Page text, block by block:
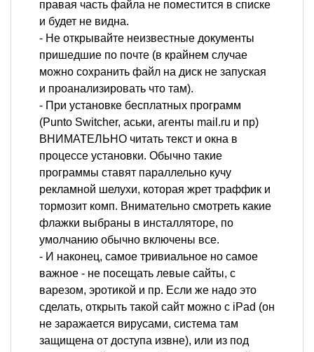
правая часть файла не поместится в списке
и будет не видна.
- Не открывайте неизвестные документы
пришедшие по почте (в крайнем случае
можно сохранить файл на диск не запуская
и проанализировать что там).
- При установке бесплатных программ
(Punto Switcher, аськи, агенты mail.ru и пр)
ВНИМАТЕЛЬНО читать текст и окна в
процессе установки. Обычно такие
программы ставят параллельно кучу
рекламной шелухи, которая жрет траффик и
тормозит комп. Внимательно смотреть какие
флажки выбраны в инсталляторе, по
умолчанию обычно включены все.
- И наконец, самое тривиальное но самое
важное - не посещать левые сайты, с
варезом, эротикой и пр. Если же надо это
сделать, открыть такой сайт можно с iPad (он
не заражается вирусами, система там
защищена от доступа извне), или из под